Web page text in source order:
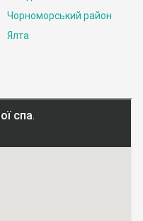
Чорноморський район
Ялта